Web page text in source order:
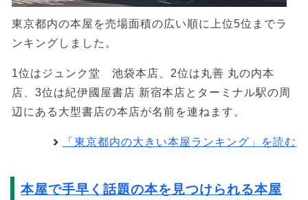
東京都内の本屋を売場面積の広い順に上位5位までラ
ンキングしました。
1位はジュンク堂 池袋本店、2位は丸善 丸の内本
店、3位は紀伊國屋書店 新宿本店とターミナル駅の周
辺にある大型書店の本店が名前を連ねます。
「東京都内の大きい本屋ランキング」を読む
本屋で手早く話題の本を見つけられる本屋